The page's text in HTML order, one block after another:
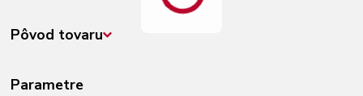
Pôvod tovaru
Parametre